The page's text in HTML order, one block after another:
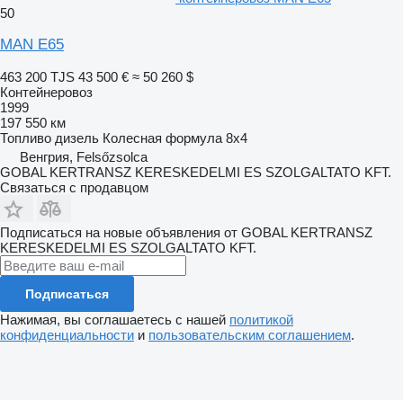
50
MAN E65
463 200 TJS 43 500 € ≈ 50 260 $
Контейнеровоз
1999
197 550 км
Топливо дизель Колесная формула 8x4
Венгрия, Felsőzsolca
GOBAL KERTRANSZ KERESKEDELMI ES SZOLGALTATO KFT.
Связаться с продавцом
Подписаться на новые объявления от GOBAL KERTRANSZ
KERESKEDELMI ES SZOLGALTATO KFT.
Подписаться
Нажимая, вы соглашаетесь с нашей политикой
конфиденциальности и пользовательским соглашением.